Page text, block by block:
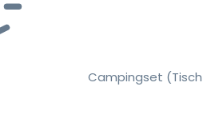
Campingset (Tisch